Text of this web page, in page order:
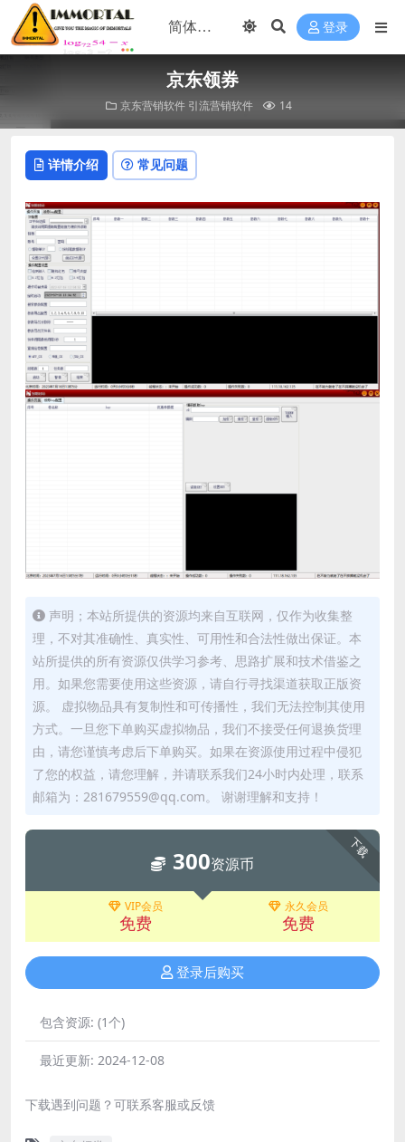
登录
京东领券
京东营销软件 引流营销软件 14
详情介绍 常见问题
声明；本站所提供的资源均来自互联网，仅作为收集整
理，不对其准确性、真实性、可用性和合法性做出保证。本
站所提供的所有资源仅供学习参考、思路扩展和技术借鉴之
用。如果您需要使用这些资源，请自行寻找渠道获取正版资
源。 虚拟物品具有复制性和可传播性，我们无法控制其使用
方式。一旦您下单购买虚拟物品，我们不接受任何退换货理
由，请您谨慎考虑后下单购买。如果在资源使用过程中侵犯
了您的权益，请您理解，并请联系我们24小时内处理，联系
邮箱为：281679559@qq.com。 谢谢理解和支持！
下载
300资源币
VIP会员
免费
永久会员
免费
登录后购买
包含资源: (1个)
最近更新: 2024-12-08
下载遇到问题？可联系客服或反馈